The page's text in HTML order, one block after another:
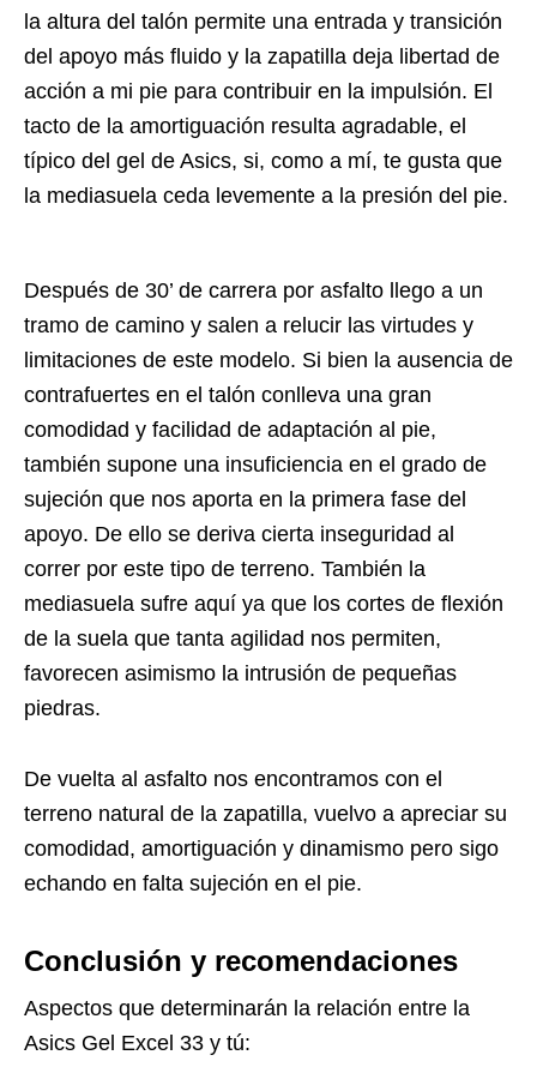
la altura del talón permite una entrada y transición
del apoyo más fluido y la zapatilla deja libertad de
acción a mi pie para contribuir en la impulsión. El
tacto de la amortiguación resulta agradable, el
típico del gel de Asics, si, como a mí, te gusta que
la mediasuela ceda levemente a la presión del pie.
Después de 30’ de carrera por asfalto llego a un
tramo de camino y salen a relucir las virtudes y
limitaciones de este modelo. Si bien la ausencia de
contrafuertes en el talón conlleva una gran
comodidad y facilidad de adaptación al pie,
también supone una insuficiencia en el grado de
sujeción que nos aporta en la primera fase del
apoyo. De ello se deriva cierta inseguridad al
correr por este tipo de terreno. También la
mediasuela sufre aquí ya que los cortes de flexión
de la suela que tanta agilidad nos permiten,
favorecen asimismo la intrusión de pequeñas
piedras.
De vuelta al asfalto nos encontramos con el
terreno natural de la zapatilla, vuelvo a apreciar su
comodidad, amortiguación y dinamismo pero sigo
echando en falta sujeción en el pie.
Conclusión y recomendaciones
Aspectos que determinarán la relación entre la
Asics Gel Excel 33 y tú: